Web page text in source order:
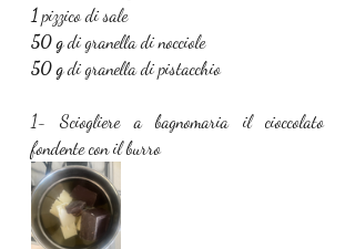
1 pizzico di sale
50 g di granella di nocciole
50 g di granella di pistacchio
1- Sciogliere a bagnomaria il cioccolato
fondente con il burro